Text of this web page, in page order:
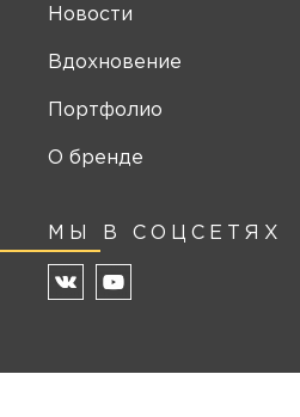
Новости
Вдохновение
Портфолио
О бренде
МЫ В СОЦСЕТЯХ